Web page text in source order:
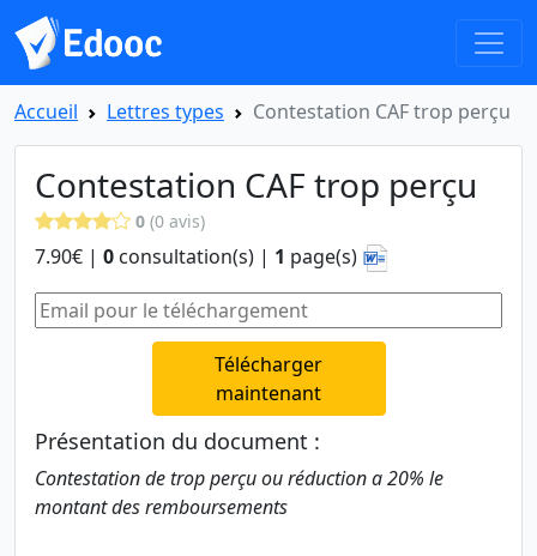
Accueil Lettres types Contestation CAF trop perçu
Contestation CAF trop perçu
0 (0 avis)
7.90€ | 0 consultation(s) | 1 page(s)
Télécharger
maintenant
Présentation du document :
Contestation de trop perçu ou réduction a 20% le
montant des remboursements